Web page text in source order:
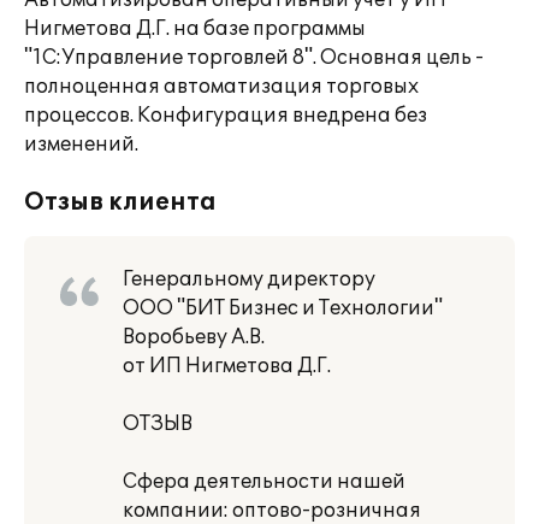
Нигметова Д.Г. на базе программы
"1С:Управление торговлей 8". Основная цель -
полноценная автоматизация торговых
процессов. Конфигурация внедрена без
изменений.
Отзыв клиента
Генеральному директору
ООО "БИТ Бизнес и Технологии"
Воробьеву А.В.
от ИП Нигметова Д.Г.
ОТЗЫВ
Сфера деятельности нашей
компании: оптово-розничная